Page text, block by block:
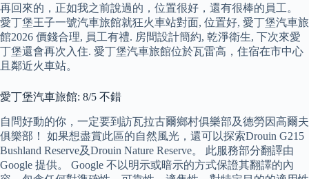
再回來的，正如我之前說過的，位置很好，還有很棒的員工。
愛丁堡王子一號汽車旅館就狂火車站對面, 位置好, 愛丁堡汽車旅
館2026 價錢合理, 員工有禮. 房間設計簡約, 乾淨衛生, 下次來愛
丁堡還會再次入住. 愛丁堡汽車旅館位於瓦雷高，住宿在市中心
且鄰近火車站。
愛丁堡汽車旅館: 8/5 不錯
自問好動的你，一定要到訪瓦拉古爾鄉村俱樂部及德勞因高爾夫
俱樂部！ 如果想盡賞此區的自然風光，還可以探索Drouin G215
Bushland Reserve及Drouin Nature Reserve。 此服務部分翻譯由
Google 提供。 Google 不以明示或暗示的方式保證其翻譯的內